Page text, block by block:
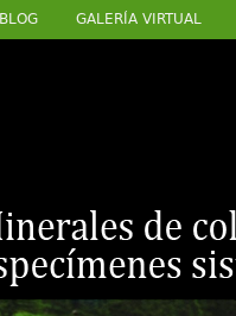
BLOG GALERÍA VIRTUAL